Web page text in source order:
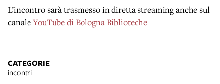
L’incontro sarà trasmesso in diretta streaming anche sul
canaleYouTube di Bologna Biblioteche
CATEGORIE
incontri